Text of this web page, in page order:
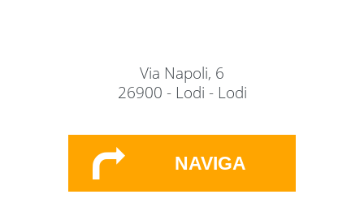
NAVIGA
Via Napoli, 6
26900 - Lodi - Lodi